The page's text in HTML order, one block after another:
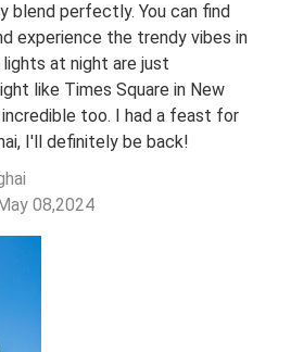
blend perfectly. You can find
experience the trendy vibes in
at night are just
like Times Square in New
too. I had a feast for
I'll definitely be back!
08,2024